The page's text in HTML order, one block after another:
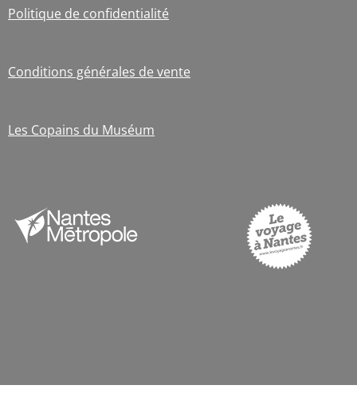
Politique de confidentialité
Conditions générales de vente
Les Copains du Muséum